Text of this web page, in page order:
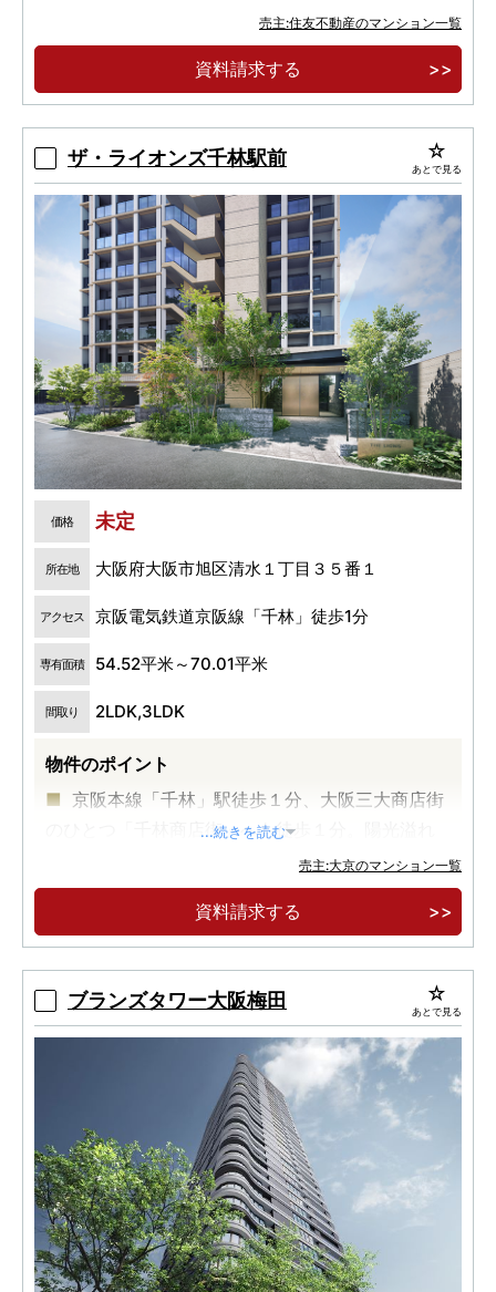
「花博記念公園鶴見緑地」徒歩10分。鶴見緑地
の自然に憩う心地よい暮らしがここに。
15階建×総戸数100邸のレジデンス「シティハ
売主:住友不動産のマンション一覧
資料請求する
ザ・ライオンズ千林駅前 あとで見る
価格 未定
所在地 大阪府大阪市旭区清水１丁目３５番１
アクセス 京阪電気鉄道京阪線「千林」徒歩1分
専有面積 54.52平米～70.01平米
間取り 2LDK,3LDK
物件のポイント
京阪本線「千林」駅徒歩１分、大阪三大商店街
のひとつ「千林商店街」へも徒歩１分。陽光溢れ
京阪本線・大阪メトロ谷町線の２駅２路線利用
可能で、梅田エリアや京橋～淀屋橋へダイレクト
アクセス。
人と地球にやさしい住まい、ＺＥＨ－Ｍ Ｏｒｉ
ｅｎｔｅｄ・「低炭素建築物」認定。
...続きを読む
売主:大京のマンション一覧
資料請求する
ブランズタワー大阪梅田 あとで見る